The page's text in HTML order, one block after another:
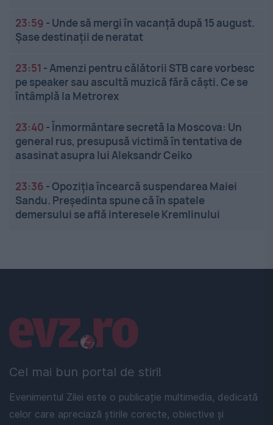
23:59 - Unde să mergi în vacanță după 15 august.
Șase destinații de neratat
23:51 -Amenzi pentru călătorii STB care vorbesc
pe speaker sau ascultă muzică fără căști. Ce se
întâmplă la Metrorex
23:40 -Înmormântare secretă la Moscova: Un
general rus, presupusă victimă în tentativa de
asasinat asupra lui Aleksandr Ceiko
23:36 -Opoziția încearcă suspendarea Maiei
Sandu. Președinta spune că în spatele
demersului se află interesele Kremlinului
Cel mai bun portal de stiri!
Evenimentul Zilei este o publicație multimedia, dedicată
celor care apreciază știrile corecte, obiective și
Linkuri utile